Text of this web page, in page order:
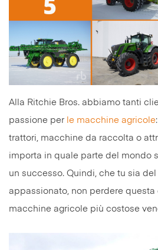
Alla Ritchie Bros. abbiamo tanti
passione per le macchine agricole
trattori, macchine da raccolta o
importa in quale parte del mondo
un successo. Quindi, che tu sia
appassionato, non perdere
macchine agricole più costose